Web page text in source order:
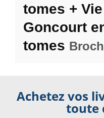
tomes +
Goncourt
tomes
Achetez vos
toute